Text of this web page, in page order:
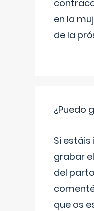
en la
de la
¿Puedo
Si
grabar
del
que os